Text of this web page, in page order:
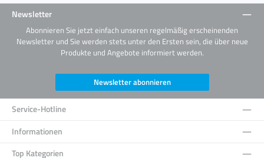
Newsletter
Abonnieren Sie jetzt einfach unseren regelmäßig erscheinenden
Newsletter und Sie werden stets unter den Ersten sein, die über neue
Produkte und Angebote informiert werden.
Newsletter abonnieren
Service-Hotline
Informationen
Top Kategorien